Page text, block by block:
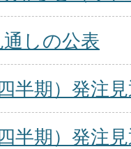
しの公表
半期）発注
半期）発注